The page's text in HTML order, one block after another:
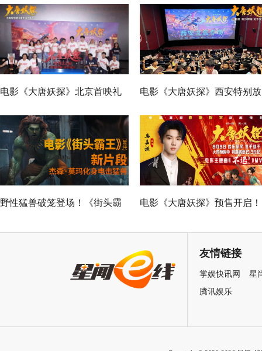
电影《大唐妖探》北京首映礼
欢乐探案获观众盛赞：“夯！”
电影《大唐妖探》西安特别放
映 开启古城合家欢奇幻冒险
野性猛兽破笼登场！《街头霸 电影《大唐妖探》预售开启！
邀你共赴探案之旅友情链接
掌娱快讯网
星
腾讯娱乐